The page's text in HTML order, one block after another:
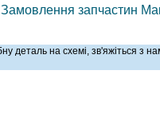
Замовлення запчастин
деталь на схемі, зв'яжіться з